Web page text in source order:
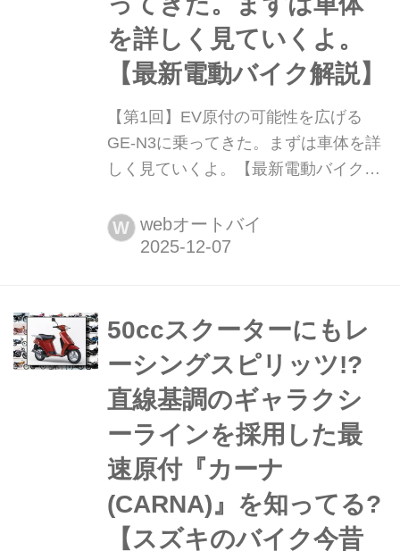
では...
を詳しく見ていくよ。
【最新電動バイク解説】
【第1回】EV原付の可能性を広げる
GE-N3に乗ってきた。まずは車体を詳
しく見ていくよ。【最新電動バイク解
種が生産終了して新基準原付に移行し
たりと、変革期を迎えている原付一種
るのが、普段使いからオフやトライア
ルまで遊べるフルサイズEV原付のGE-
N3。そんなGE-N3に試乗する...
W webオートバイ
50ccスクーターにもレ
ーシングスピリッツ!?︎
直線基調のギャラクシ
ーラインを採用した最
速原付『カーナ
(CARNA)』を知ってる?
【スズキのバイク今昔